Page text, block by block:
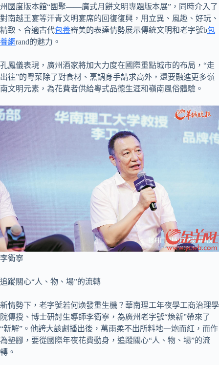
州國度版本館“團聚——廣式月餅文明專題版本展”，同時介入了
對南越王宴等汗青文明宴席的回復復興，用立異、風趣、好玩、
精致、合適古代包養審美的表達情勢展示傳統文明和老字號b包
養網rand的魅力。
孔鳳儀表現，廣州酒家將加大力度在國際重點城市的布局，“走
出往”的粵菜除了對食材、烹調身手請求高外，還要融進更多嶺
南文明元素，為花費者供給粵式品德生涯和嶺南風俗體驗。
李衛寧
追蹤關心“人、物、場”的流轉
新情勢下，老字號若何煥發重生機？華南理工年夜學工商治理學
院傳授、博士研討生導師李衛寧，為廣州老字號“煥新”帶來了
“新解”。他誇大該劇播出後，萬雨柔不出所料地一炮而紅，而作
為墊腳，要從國際年夜花費動身，追蹤關心“人、物、場”的流
轉。